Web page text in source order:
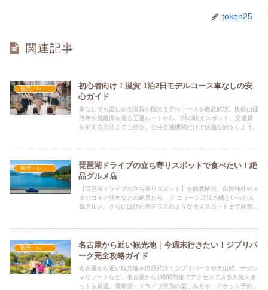
token25
関連記事
観光・レジャー
初心者向け！滋賀 1泊2日モデルコース車なしの安
心ガイド
車なしでも楽しめる滋賀の観光モデルコースを徹底解説。比叡山延
暦寺や琵琶湖を巡る王道ルートから、SNS映えスポット、交通費
を抑える方法までご紹介。公共交通機関だけで快適な旅をしよう。
観光・レジャー
琵琶湖ドライブの立ち寄りスポットで食べたい！絶
品グルメ店
【琵琶湖ドライブの立ち寄りスポット】を徹底解説。白髭神社やメ
タセコイア並木などの絶景から、ラ コリーナ近江八幡といった人
気グルメ、さらにはびわ湖テラスのような映えスポットまで厳選し
名古屋から近い観光地｜今週末行きたい！ジブリパ
ーク完全攻略ガイド
名古屋から近い観光地を徹底紹介！ジブリパークや犬山城、ナガシ
マリゾートなど、名古屋から1時間前後でアクセスできる人気スポ
ットを厳選。電車派・ドライブ派別の楽しみ方や、チケット予約の